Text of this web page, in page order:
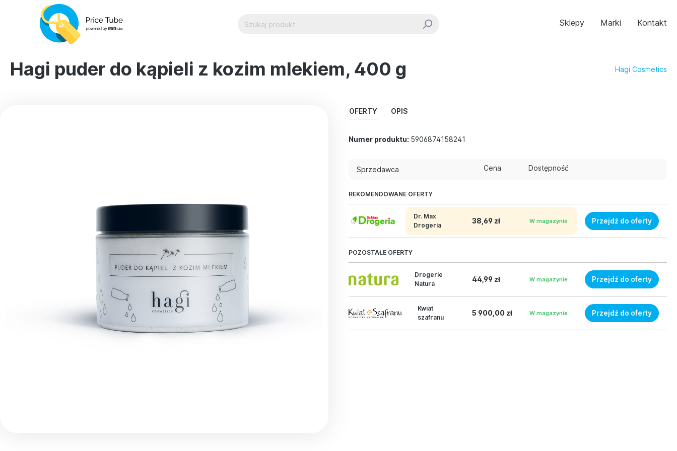
Sklepy Marki Kontakt
Hagi puder do kąpieli z kozim mlekiem, 400 g Hagi Cosmetics
OFERTY OPIS
Numer produktu: 5906874158241
Sprzedawca Cena Dostępność
REKOMENDOWANE OFERTY
Dr. Max
Drogeria
38,69 zł W magazynie Przejdź do oferty
POZOSTAŁE OFERTY
Drogerie
Natura
44,99 zł W magazynie Przejdź do oferty
Kwiat
szafranu
5 900,00 zł W magazynie Przejdź do oferty